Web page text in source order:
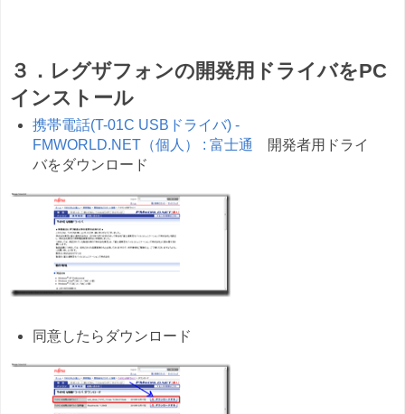
３．レグザフォンの開発用ドライバをPC
インストール
携帯電話(T-01C USBドライバ) -
FMWORLD.NET（個人） : 富士通 開発者用ドライ
バをダウンロード
同意したらダウンロード